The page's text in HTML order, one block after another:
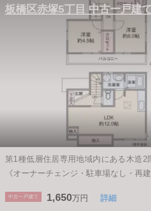
板橋区赤塚5丁目 中古一戸建て
第1種低層住居専用地域内にある木造
《オーナーチェンジ・駐車場なし・再建
中古一戸建て 1,650万円 詳細